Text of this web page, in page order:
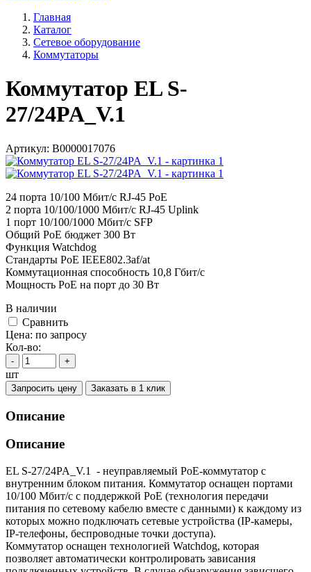
Главная
Каталог
Сетевое оборудование
Коммутаторы
Коммутатор EL S-
27/24PA_V.1
Артикул: В0000017076
24 порта 10/100 Мбит/с RJ-45 PoE
2 порта 10/100/1000 Мбит/с RJ-45 Uplink
1 порт 10/100/1000 Мбит/с SFP
Общий PoE бюджет 300 Вт
Функция Watchdog
Стандарты PoE IEEE802.3af/at
Коммутационная способность 10,8 Гбит/с
Мощность PoE на порт до 30 Вт
В наличии
Cравнить
Цена: по запросу
Кол-во:
- +
шт
Запросить цену Заказать в 1 клик
Описание
Описание
EL S-27/24PA_V.1 - неуправляемый PoE-коммутатор с
внутренним блоком питания. Коммутатор оснащен портами
10/100 Мбит/с с поддержкой PoE (технология передачи
питания по сетевому кабелю вместе с данными) к каждому из
которых можно подключать сетевые устройства (IP-камеры,
IP-телефоны, беспроводные точки доступа).
Коммутатор оснащен технологией Watchdog, которая
позволяет автоматически контролировать зависания